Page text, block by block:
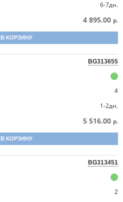
6-7дн.
4 895.00 р.
В КОРЗИНУ
BG313655
4
1-2дн.
5 516.00 р.
В КОРЗИНУ
BG313451
2